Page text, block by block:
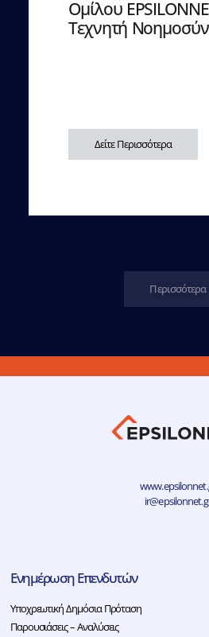
Ομίλου
Τεχνητή
Δείτε Περισσότερα
Περισσότερα
Ενημέρωση Επενδυτών
Υποχρεωτική Δημόσια Πρόταση
Παρουσιάσεις – Αναλύσεις